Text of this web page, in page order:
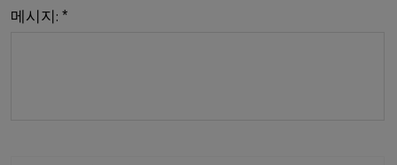
메시지: *